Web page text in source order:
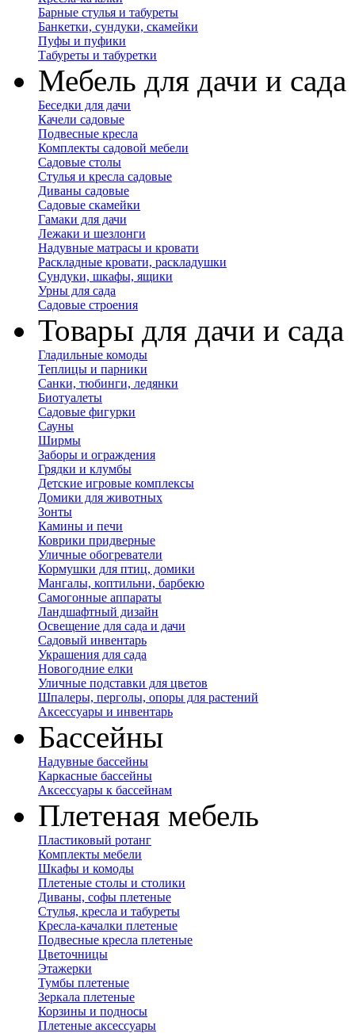
Барные стулья и табуреты
Банкетки, сундуки, скамейки
Пуфы и пуфики
Табуреты и табуретки
Мебель для дачи и сада
Беседки для дачи
Качели садовые
Подвесные кресла
Комплекты садовой мебели
Садовые столы
Стулья и кресла садовые
Диваны садовые
Садовые скамейки
Гамаки для дачи
Лежаки и шезлонги
Надувные матрасы и кровати
Раскладные кровати, раскладушки
Сундуки, шкафы, ящики
Урны для сада
Садовые строения
Товары для дачи и сада
Гладильные комоды
Теплицы и парники
Санки, тюбинги, ледянки
Биотуалеты
Садовые фигурки
Сауны
Ширмы
Заборы и ограждения
Грядки и клумбы
Детские игровые комплексы
Домики для животных
Зонты
Камины и печи
Коврики придверные
Уличные обогреватели
Кормушки для птиц, домики
Мангалы, коптильни, барбекю
Самогонные аппараты
Ландшафтный дизайн
Освещение для сада и дачи
Садовый инвентарь
Украшения для сада
Новогодние елки
Уличные подставки для цветов
Шпалеры, перголы, опоры для растений
Аксессуары и инвентарь
Бассейны
Надувные бассейны
Каркасные бассейны
Аксессуары к бассейнам
Плетеная мебель
Пластиковый ротанг
Комплекты мебели
Шкафы и комоды
Плетеные столы и столики
Диваны, софы плетеные
Стулья, кресла и табуреты
Кресла-качалки плетеные
Подвесные кресла плетеные
Цветочницы
Этажерки
Тумбы плетеные
Зеркала плетеные
Корзины и подносы
Плетеные аксессуары